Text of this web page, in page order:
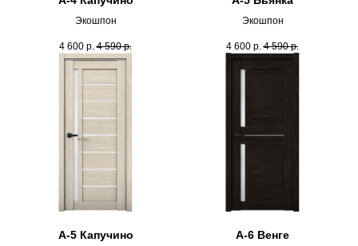
Экошпон
4 600 р. 4 590 р.
Экошпон
4 600 р. 4 590 р.
А-5 Капучино А-6 Венге